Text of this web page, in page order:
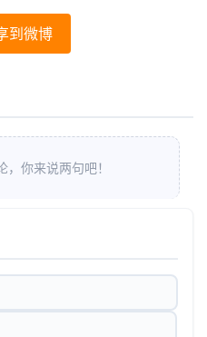
到微博
，你来说两句吧！